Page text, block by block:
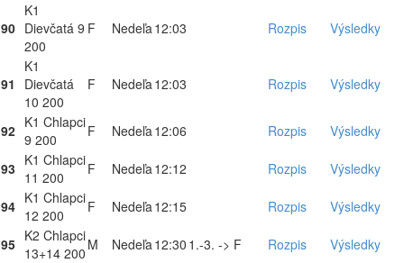
90
K1
Dievčatá 9
200
F Nedeľa12:03 Rozpis Výsledky
91
K1
Dievčatá
10 200
F Nedeľa12:03 Rozpis Výsledky
92 K1 Chlapci
9 200
F Nedeľa12:06 Rozpis Výsledky
93 K1 Chlapci
11 200
F Nedeľa12:12 Rozpis Výsledky
94 K1 Chlapci
12 200
F Nedeľa12:15 Rozpis Výsledky
95 K2 Chlapci
13+14 200 M Nedeľa12:30 1.-3. -> F Rozpis Výsledky